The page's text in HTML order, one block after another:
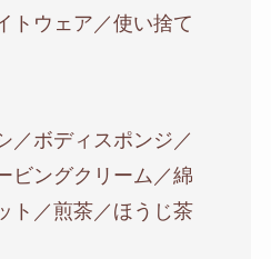
トウェア／使い捨て
／ボディスポンジ／
ビングクリーム／綿
ト／煎茶／ほうじ茶